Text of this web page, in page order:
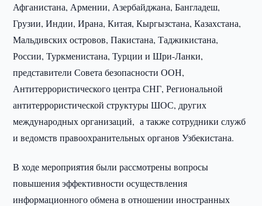
Афганистана, Армении, Азербайджана, Бангладеш,
Грузии, Индии, Ирана, Китая, Кыргызстана, Казахстана,
Мальдивских островов, Пакистана, Таджикистана,
России, Туркменистана, Турции и Шри-Ланки,
представители Совета безопасности ООН,
Антитеррористического центра СНГ, Региональной
антитеррористической структуры ШОС, других
международных организаций, а также сотрудники служб
и ведомств правоохранительных органов Узбекистана.
В ходе мероприятия были рассмотрены вопросы
повышения эффективности осуществления
информационного обмена в отношении иностранных